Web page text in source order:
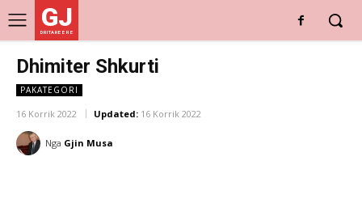
GJ
DRITARE E RE
Dhimiter Shkurti
PAKATEGORI
16 Korrik 2022 Updated: 16 Korrik 2022
Nga Gjin Musa